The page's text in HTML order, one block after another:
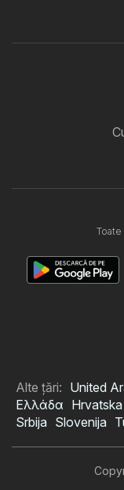
Alte țări: United
Ελλάδα Hrvatska
Srbija Slovenija